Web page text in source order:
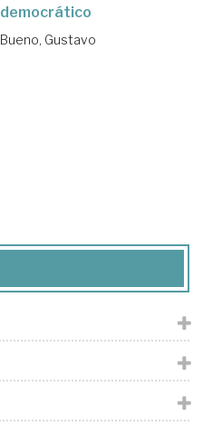
democrático
Bueno, Gustavo